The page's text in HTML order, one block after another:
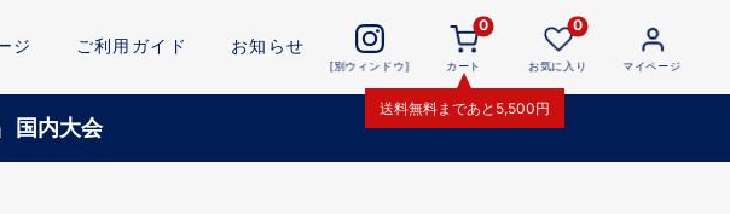
ジ ご利用ガイド お知らせ
[別ウィンドウ]
0
カート
送料無料まであと 5,500円
0
お気に入り マイページ
国内大会